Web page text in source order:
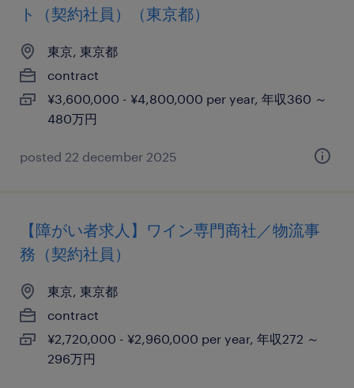
ト（契約社員）（東京都）
東京, 東京都
contract
¥3,600,000 - ¥4,800,000 per year, 年収360 ～
480万円
posted 22 december 2025
【障がい者求人】ワイン専門商社／物流事
務（契約社員）
東京, 東京都
contract
¥2,720,000 - ¥2,960,000 per year, 年収272 ～
296万円